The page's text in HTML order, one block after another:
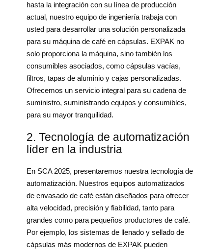
hasta la integración con su línea de producción
actual, nuestro equipo de ingeniería trabaja con
usted para desarrollar una solución personalizada
para su máquina de café en cápsulas. EXPAK no
solo proporciona la máquina, sino también los
consumibles asociados, como cápsulas vacías,
filtros, tapas de aluminio y cajas personalizadas.
Ofrecemos un servicio integral para su cadena de
suministro, suministrando equipos y consumibles,
para su mayor tranquilidad.
2. Tecnología de automatización
líder en la industria
En SCA 2025, presentaremos nuestra tecnología de
automatización. Nuestros equipos automatizados
de envasado de café están diseñados para ofrecer
alta velocidad, precisión y fiabilidad, tanto para
grandes como para pequeños productores de café.
Por ejemplo, los sistemas de llenado y sellado de
cápsulas más modernos de EXPAK pueden